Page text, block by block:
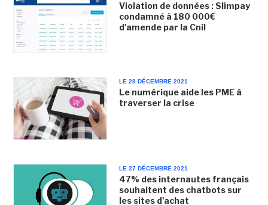
Violation de données : Slimpay
condamné à 180 000€
d'amende par la Cnil
LE 28 DÉCEMBRE 2021
Le numérique aide les PME à
traverser la crise
LE 27 DÉCEMBRE 2021
47% des internautes français
souhaitent des chatbots sur
les sites d'achat